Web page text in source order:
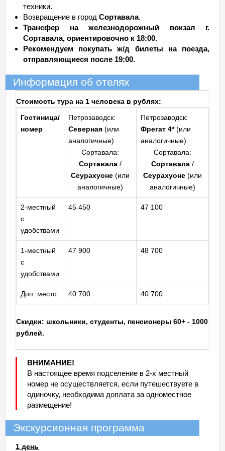
техники.
Возвращение в город Сортавала.
Трансфер на железнодорожный вокзал г.
Сортавала, ориентировочно к 18:00.
Рекомендуем покупать ж/д билеты на поезда,
отправляющиеся после 19:00.
Информация об отелях
Стоимость тура на 1 человека в рублях:
Гостиница/
номер
Петрозаводск:
Северная (или
аналогичные)
Сортавала:
Сортавала /
Сеурахуоне (или
аналогичные)
Петрозаводск:
Фрегат 4*(или
аналогичные)
Сортавала:
Сортавала /
Сеурахуоне (или
аналогичные)
2-местный
с
удобствами
45 450 47 100
1-местный
с
удобствами
47 900 48 700
Доп. место 40 700 40 700
Скидки: школьники, студенты, пенсионеры 60+ - 1000
рублей.
ВНИМАНИЕ!
В настоящее время подселение в 2-х местный
номер не осуществляется, если путешествуете в
одиночку, необходима доплата за одноместное
размещение!
Экскурсионная программа
1 день